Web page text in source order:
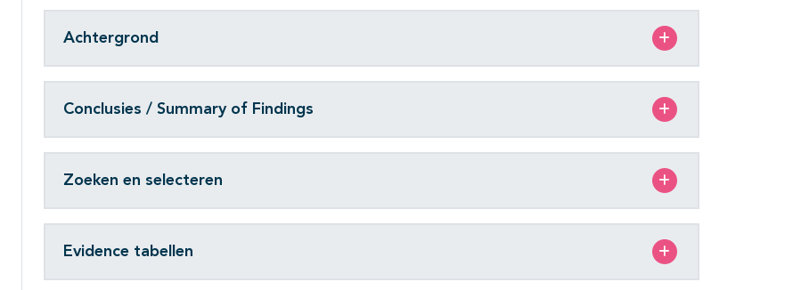
Achtergrond
Conclusies / Summary of Findings
Zoeken en selecteren
Evidence tabellen